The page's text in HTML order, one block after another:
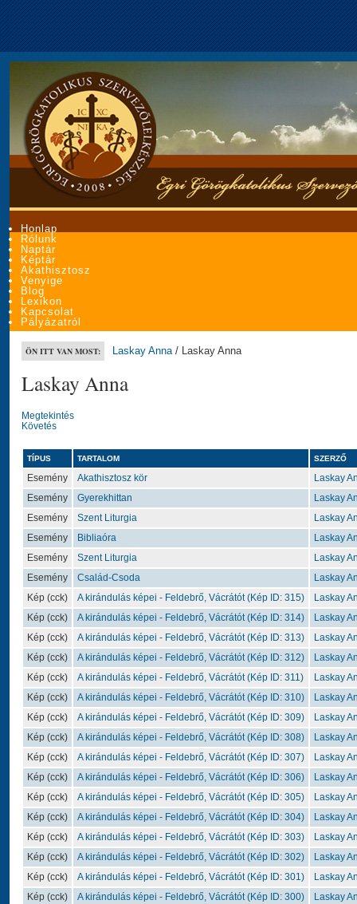
Honlap
Rólunk
Naptár
Képtár
Akathisztosz
Venyige
Blog
Lexikon
Kapcsolat
Pályázatról
ÖN ITT VAN MOST: Laskay Anna/ Laskay Anna
Laskay Anna
Megtekintés
Követés
TÍPUS TARTALOM SZERZŐ
Esemény Akathisztosz kör
Laskay
Esemény
Gyerekhittan
Laskay
Esemény
Szent Liturgia
Laskay
Esemény
Bibliaóra
Laskay
Esemény
Szent Liturgia
Laskay
Esemény
Család-Csoda
Laskay
Kép (cck)
A kirándulás képei - Feldebrő, Vácrátót (Kép ID: 315)
Laskay
Kép (cck)
A kirándulás képei - Feldebrő, Vácrátót (Kép ID: 314)
Laskay
Kép (cck)
A kirándulás képei - Feldebrő, Vácrátót (Kép ID: 313)
Laskay
Kép (cck)
A kirándulás képei - Feldebrő, Vácrátót (Kép ID: 312)
Laskay
Kép (cck)
A kirándulás képei - Feldebrő, Vácrátót (Kép ID: 311)
Laskay
Kép (cck)
A kirándulás képei - Feldebrő, Vácrátót (Kép ID: 310)
Laskay
Kép (cck)
A kirándulás képei - Feldebrő, Vácrátót (Kép ID: 309)
Laskay
Kép (cck)
A kirándulás képei - Feldebrő, Vácrátót (Kép ID: 308)
Laskay
Kép (cck)
A kirándulás képei - Feldebrő, Vácrátót (Kép ID: 307)
Laskay
Kép (cck)
A kirándulás képei - Feldebrő, Vácrátót (Kép ID: 306)
Laskay
Kép (cck)
A kirándulás képei - Feldebrő, Vácrátót (Kép ID: 305)
Laskay
Kép (cck)
A kirándulás képei - Feldebrő, Vácrátót (Kép ID: 304)
Laskay
Kép (cck)
A kirándulás képei - Feldebrő, Vácrátót (Kép ID: 303)
Laskay
Kép (cck)
A kirándulás képei - Feldebrő, Vácrátót (Kép ID: 302)
Laskay
Kép (cck)
A kirándulás képei - Feldebrő, Vácrátót (Kép ID: 301)
Laskay
Kép (cck)
A kirándulás képei - Feldebrő, Vácrátót (Kép ID: 300)
Laskay